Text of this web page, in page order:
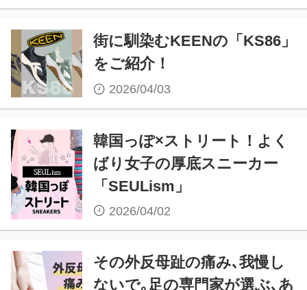
街に馴染むKEENの「KS86」
をご紹介！
2026/04/03
韓国っぽ×ストリート！よく
ばり女子の厚底スニーカー
「SEULism」
2026/04/02
その外反母趾の痛み､我慢し
ないで｡足の専門家が選ぶ､あ